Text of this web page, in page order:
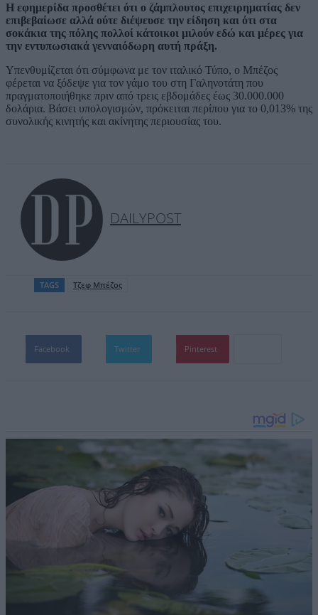
Η εφημερίδα προσθέτει ότι ο ζάμπλουτος επιχειρηματίας δεν
επιβεβαίωσε αλλά ούτε διέψευσε την είδηση και ότι στα
σοκάκια της πόλης πολλοί κάτοικοι μιλούν εδώ και μέρες για
την εντυπωσιακά γενναιόδωρη αυτή πράξη.
Υπενθυμίζεται ότι σύμφωνα με τον ιταλικό Τύπο, ο Μπέζος
φέρεται να ξόδεψε για τον γάμο του στη Γαληνοτάτη που
πραγματοποιήθηκε πριν από τρεις εβδομάδες έως 30.000.000
δολάρια. Βάσει υπολογισμών, πρόκειται περίπου για το 0,013% της
συνολικής κινητής και ακίνητης περιουσίας του.
DAILYPOST
TAGS Τζεφ Μπέζος
Facebook Twitter Pinterest